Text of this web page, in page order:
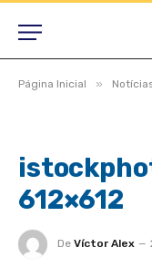
Página Inicial »
612×612
De Víctor Alex